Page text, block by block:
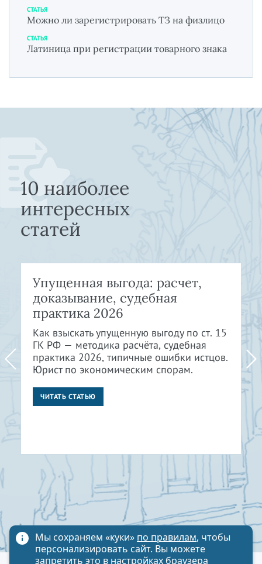
СТАТЬЯ
Можно ли зарегистрировать ТЗ на физлицо
СТАТЬЯ
Латиница при регистрации товарного знака
10 наиболее
интересных
статей
Упущенная выгода: расчет,
доказывание, судебная
практика 2026
Как взыскать упущенную выгоду по ст. 15
ГК РФ — методика расчёта, судебная
практика 2026, типичные ошибки истцов.
Юрист по экономическим спорам.
ЧИТАТЬ СТАТЬЮ
Мы сохраняем «куки» по правилам, чтобы
персонализировать сайт. Вы можете
запретить это в настройках браузера